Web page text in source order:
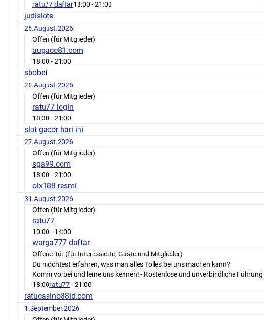
ratu77 daftar18:00 - 21:00
judislots
25.August.2026
Offen (für Mitglieder)
augace81.com
18:00 - 21:00
sbobet
26.August.2026
Offen (für Mitglieder)
ratu77 login
18:30 - 21:00
slot gacor hari ini
27.August.2026
Offen (für Mitglieder)
sga99.com
18:00 - 21:00
olx188 resmi
31.August.2026
Offen (für Mitglieder)
ratu77
10:00 - 14:00
warga777 daftar
Offene Tür (für Interessierte, Gäste und Mitglieder)
Du möchtest erfahren, was man alles Tolles bei uns machen kann?
Komm vorbei und lerne uns kennen! - Kostenlose und unverbindliche
18:00ratu77- 21:00
ratucasino88id.com
1.September.2026